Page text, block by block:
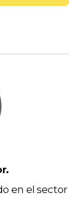
en el sector